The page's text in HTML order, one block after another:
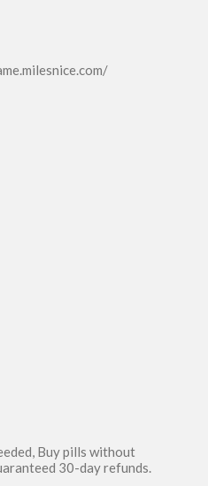
Buy pills without
30-day refunds.